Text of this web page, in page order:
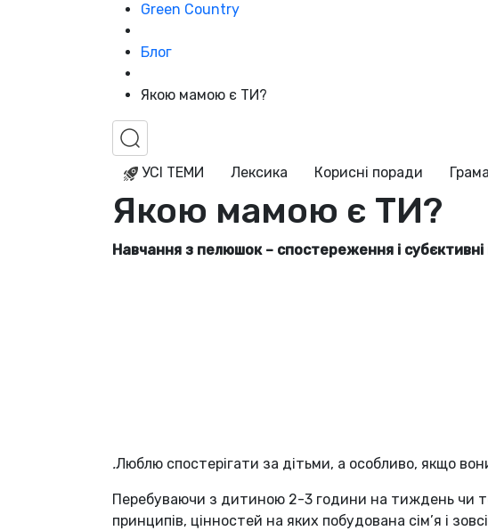
Green Country
Блог
Якою мамою є ТИ?
УСІ ТЕМИ Лексика Корисні поради
Якою мамою є ТИ?
Навчання з пелюшок – спостереження і субєктивні
.Люблю спостерігати за дітьми, а особливо, якщо
Перебуваючи з дитиною 2-3 години на тиждень чи
принципів, цінностей на яких побудована сім’я і